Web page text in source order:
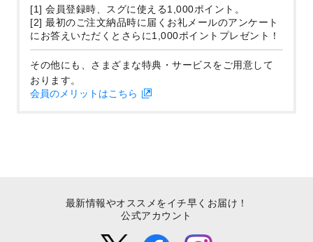
[1] 会員登録時、スグに使える1,000ポイント。
[2] 最初のご注文納品時に届くお礼メールのアンケート
にお答えいただくとさらに1,000ポイントプレゼント！
その他にも、さまざまな特典・サービスをご用意して
おります。
会員のメリットはこちら
最新情報やオススメをイチ早くお届け！
公式アカウント